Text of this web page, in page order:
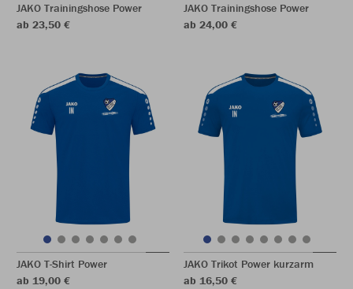
JAKO Trainingshose Power
ab 23,50 €
JAKO Trainingshose Power
ab 24,00 €
JAKO T-Shirt Power
ab 19,00 €
JAKO Trikot Power kurzarm
ab 16,50 €